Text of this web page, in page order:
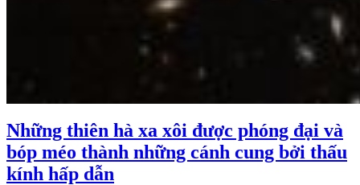
Những thiên hà xa xôi được phóng đại và
bóp méo thành những cánh cung bởi thấu
kính hấp dẫn